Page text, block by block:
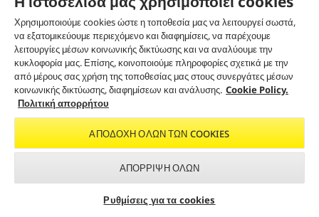
HD 13/18-4 S ST Classic
Αναζήτηση εμπόρου &
Εγγραφείτε στο newsletter
της Kärcher
Χρησιμοποιούμε cookies ώστε η τοποθεσία μας να λειτουργεί σωστά,
να εξατομικεύουμε περιεχόμενο και διαφημίσεις, να παρέχουμε
λειτουργίες μέσων κοινωνικής δικτύωσης και να αναλύουμε την
κυκλοφορία μας. Επίσης, κοινοποιούμε πληροφορίες σχετικά με την
από μέρους σας χρήση της τοποθεσίας μας στους συνεργάτες μέσων
κοινωνικής δικτύωσης, διαφημίσεων και ανάλυσης. Cookie Policy.
Πολιτική απορρήτου
ΑΠΟΔΟΧΉ ΌΛΩΝ ΤΩΝ COOKIES
ΑΠΌΡΡΙΨΗ ΌΛΩΝ
Ρυθμίσεις για τα cookies